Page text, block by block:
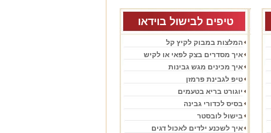
טיפים לבישול בוידאו
המלצות במבוק לקיץ קל
איך מסדרים בצק לפאי או לקיש
איך מכינים מגש גבינות
טיפ לגבינת פרמזן
יוגורט בריא בטעמים
בסיס לכדורי גבינה
בישול לובסטר
איך לשכנע ילדים לאכול דגים